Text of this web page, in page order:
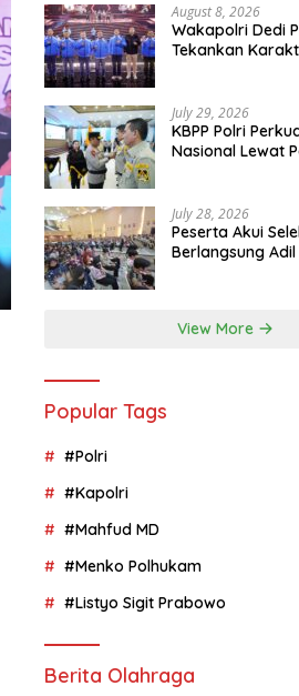
August 8, 2026
Wakapolri Dedi
Tekankan
July 29, 2026
KBPP Polri
Nasional Lewat
July 28, 2026
Peserta Akui
Berlangsung
View More
Popular Tags
#Polri
#Kapolri
#Mahfud MD
#Menko Polhukam
#Listyo Sigit Prabowo
Berita Olahraga